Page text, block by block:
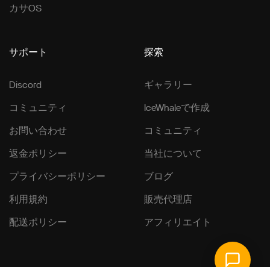
カサOS
サポート
Discord
コミュニティ
お問い合わせ
返金ポリシー
プライバシーポリシー
利用規約
配送ポリシー
探索
ギャラリー
IceWhaleで作成
コミュニティ
当社について
ブログ
販売代理店
アフィリエイト